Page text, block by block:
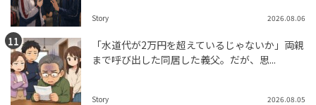
Story 2026.08.06
「水道代が2万円を超えているじゃないか」両親
まで呼び出した同居した義父。だが、思...
Story 2026.08.05